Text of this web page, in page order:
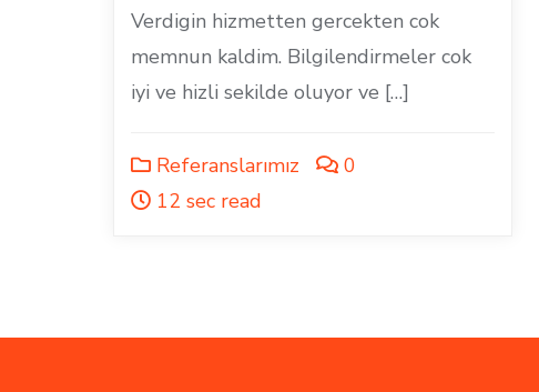
Verdigin hizmetten gercekten cok
memnun kaldim. Bilgilendirmeler cok
iyi ve hizli sekilde oluyor ve […]
Referanslarımız
0
12 sec read